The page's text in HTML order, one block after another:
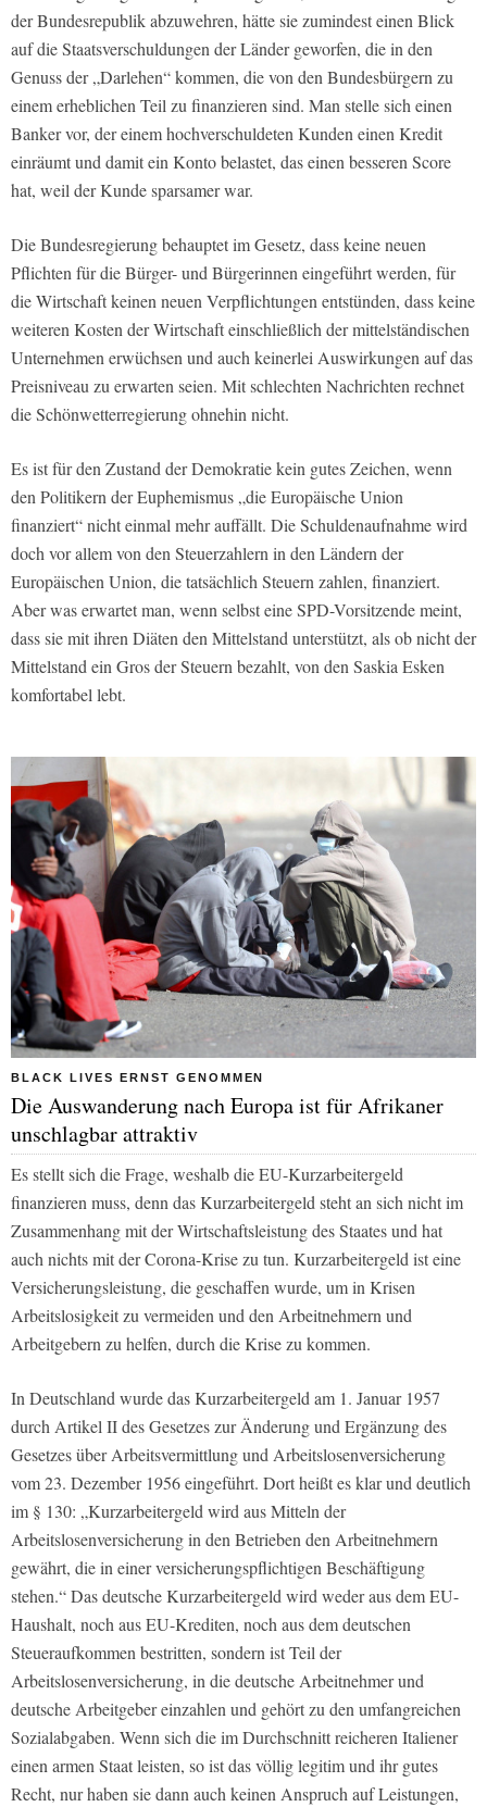
der Bundesrepublik abzuwehren, hätte sie zumindest einen Blick
auf die Staatsverschuldungen der Länder geworfen, die in den
Genuss der „Darlehen“ kommen, die von den Bundesbürgern zu
einem erheblichen Teil zu finanzieren sind. Man stelle sich einen
Banker vor, der einem hochverschuldeten Kunden einen Kredit
einräumt und damit ein Konto belastet, das einen besseren Score
hat, weil der Kunde sparsamer war.
Die Bundesregierung behauptet im Gesetz, dass keine neuen
Pflichten für die Bürger- und Bürgerinnen eingeführt werden, für
die Wirtschaft keinen neuen Verpflichtungen entstünden, dass keine
weiteren Kosten der Wirtschaft einschließlich der mittelständischen
Unternehmen erwüchsen und auch keinerlei Auswirkungen auf das
Preisniveau zu erwarten seien. Mit schlechten Nachrichten rechnet
die Schönwetterregierung ohnehin nicht.
Es ist für den Zustand der Demokratie kein gutes Zeichen, wenn
den Politikern der Euphemismus „die Europäische Union
finanziert“ nicht einmal mehr auffällt. Die Schuldenaufnahme wird
doch vor allem von den Steuerzahlern in den Ländern der
Europäischen Union, die tatsächlich Steuern zahlen, finanziert.
Aber was erwartet man, wenn selbst eine SPD-Vorsitzende meint,
dass sie mit ihren Diäten den Mittelstand unterstützt, als ob nicht der
Mittelstand ein Gros der Steuern bezahlt, von den Saskia Esken
komfortabel lebt.
BLACK LIVES ERNST GENOMMEN
Die Auswanderung nach Europa ist für Afrikaner
unschlagbar attraktiv
Es stellt sich die Frage, weshalb die EU-Kurzarbeitergeld
finanzieren muss, denn das Kurzarbeitergeld steht an sich nicht im
Zusammenhang mit der Wirtschaftsleistung des Staates und hat
auch nichts mit der Corona-Krise zu tun. Kurzarbeitergeld ist eine
Versicherungsleistung, die geschaffen wurde, um in Krisen
Arbeitslosigkeit zu vermeiden und den Arbeitnehmern und
Arbeitgebern zu helfen, durch die Krise zu kommen.
In Deutschland wurde das Kurzarbeitergeld am 1. Januar 1957
durch Artikel II des Gesetzes zur Änderung und Ergänzung des
Gesetzes über Arbeitsvermittlung und Arbeitslosenversicherung
vom 23. Dezember 1956 eingeführt. Dort heißt es klar und deutlich
im § 130: „Kurzarbeitergeld wird aus Mitteln der
Arbeitslosenversicherung in den Betrieben den Arbeitnehmern
gewährt, die in einer versicherungspflichtigen Beschäftigung
stehen.“ Das deutsche Kurzarbeitergeld wird weder aus dem EU-
Haushalt, noch aus EU-Krediten, noch aus dem deutschen
Steueraufkommen bestritten, sondern ist Teil der
Arbeitslosenversicherung, in die deutsche Arbeitnehmer und
deutsche Arbeitgeber einzahlen und gehört zu den umfangreichen
Sozialabgaben. Wenn sich die im Durchschnitt reicheren Italiener
einen armen Staat leisten, so ist das völlig legitim und ihr gutes
Recht, nur haben sie dann auch keinen Anspruch auf Leistungen,